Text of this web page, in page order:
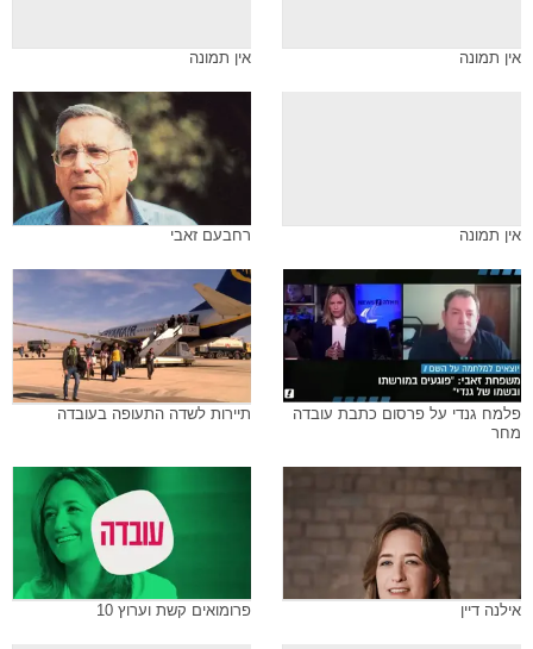
אין תמונה אין תמונה
אין תמונה רחבעם זאבי
פלמח גנדי על פרסום כתבת עובדה
מחר
תיירות לשדה התעופה בעובדה
אילנה דיין פרומואים קשת וערוץ 10